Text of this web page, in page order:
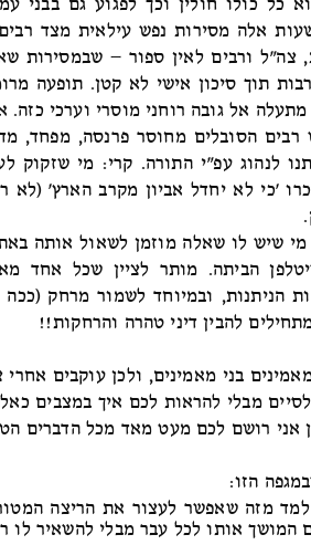
כל כולו חולין וכך לפגוע גם בבני
אלה מסירות נפש עילאית מצד
צה"ל ורבים לאין ספור – שבמסירות
תוך סיכון אישי לא קטן. תופעה
מתעלה אל גובה רוחני מוסרי וערכי כזה.
רבים הסובלים מחוסר פרנסה, מפחד,
לנהוג עפ"י התורה. קרי: מי שזקוק
'כי לא יחדל אביון מקרב הארץ' (לא
מי שיש לו שאלה מוזמן לשאול אותה
הביתה. מותר לציין שכל אחד
הניתנות, ובמיוחד לשמור מרחק
להבין דיני טהרה והרחקות!!
בני מאמינים, ולכן עוקבים
מבלי להראות לכם איך במצבים
אני רושם לכם מעט מאד מכל הדברים
הזו:
למד מזה שאפשר לעצור את הריצה
המושך אותו לכל עבר מבלי להשאיר